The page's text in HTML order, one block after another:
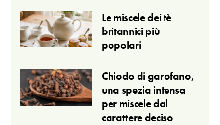
Le miscele dei tè
britannici più
popolari
Chiodo di garofano,
una spezia intensa
per miscele dal
carattere deciso